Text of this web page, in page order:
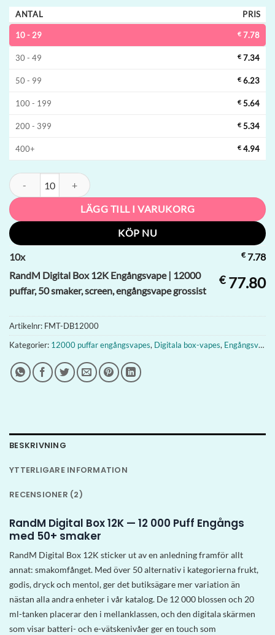
ANTAL PRIS
10 - 29 € 7.78
30 - 49 € 7.34
50 - 99 € 6.23
100 - 199 € 5.64
200 - 399 € 5.34
400+ € 4.94
RandM Digital Box 12K Engångsvape | 12000 puffar, 50 smaker,
LÄGG TILL I VARUKORG
KÖP NU
10x €7.78
RandM Digital Box 12K Engångsvape | 12000
puffar, 50 smaker, screen, engångsvape grossist
€77.80
Artikelnr: FMT-DB12000
Kategorier: 12000 puffar engångsvapes, Digitala box-vapes, Engångsvapes i Belgien
BESKRIVNING
YTTERLIGARE INFORMATION
RECENSIONER (2)
RandM Digital Box 12K — 12 000 Puff Engångs
med 50+ smaker
RandM Digital Box 12K sticker ut av en anledning framför allt
annat: smakomfånget. Med över 50 alternativ i kategorierna frukt,
godis, dryck och mentol, ger det butiksägare mer variation än
nästan alla andra enheter i vår katalog. De 12 000 blossen och 20
ml-tanken placerar den i mellanklassen, och den digitala skärmen
som visar batteri- och e-vätskenivåer ger en touch som